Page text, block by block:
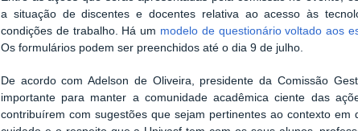
a situação de discentes e docentes relativa ao acesso às
condições de trabalho. Há um modelo de questionário voltado aos
Os formulários podem ser preenchidos até o dia 9 de julho.
De acordo com Adelson de Oliveira, presidente da Comissão
importante para manter a comunidade acadêmica ciente das
contribuírem com sugestões que sejam pertinentes ao contexto